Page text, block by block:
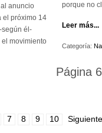
anuncio
el próximo 14
según él-
movimiento
porque no
Leer más...
Categoría:
Página
7 8 9 10 Siguiente